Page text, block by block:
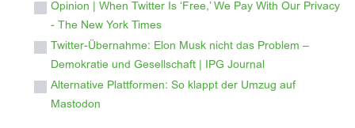
Opinion | When Twitter Is ‘Free,’ We Pay With Our Privacy
- The New York Times
Twitter-Übernahme: Elon Musk nicht das Problem –
Demokratie und Gesellschaft | IPG Journal
Alternative Plattformen: So klappt der Umzug auf
Mastodon